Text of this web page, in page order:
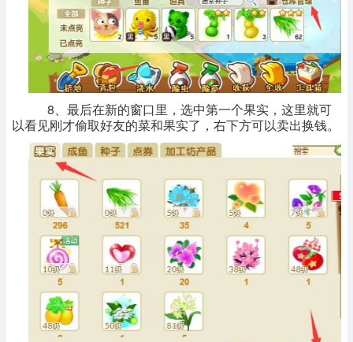
8、最后在新的窗口里，选中第一个果实，这里就可
以看见刚才偷取好友的菜和果实了，右下方可以卖出换钱。